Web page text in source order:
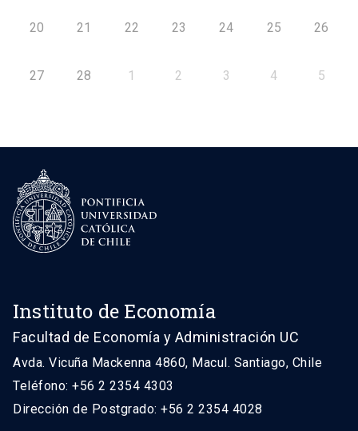
20 21 22 23 24 25 26
27 28 1 2 3 4 5
Instituto de Economía
Facultad de Economía y Administración UC
Avda. Vicuña Mackenna 4860, Macul. Santiago, Chile
Teléfono: +56 2 2354 4303
Dirección de Postgrado: +56 2 2354 4028